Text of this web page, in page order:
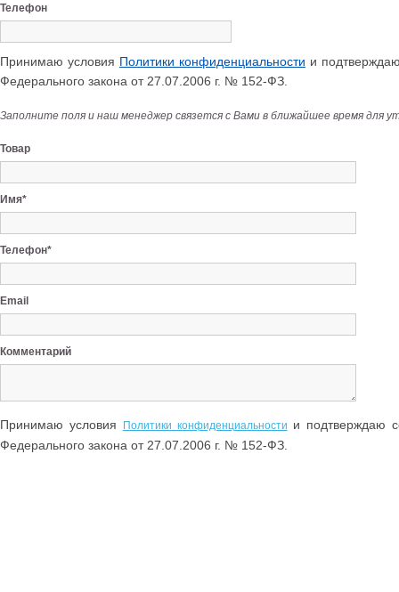
Телефон
Принимаю условия Политики конфиденциальности и
Федерального закона от 27.07.2006 г. № 152-ФЗ.
Заполните поля и наш менеджер связется с Вами в ближайшее время для
Товар
Имя*
Телефон*
Email
Комментарий
Принимаю условия Политики конфиденциальности и подтверждаю
Федерального закона от 27.07.2006 г. № 152-ФЗ.